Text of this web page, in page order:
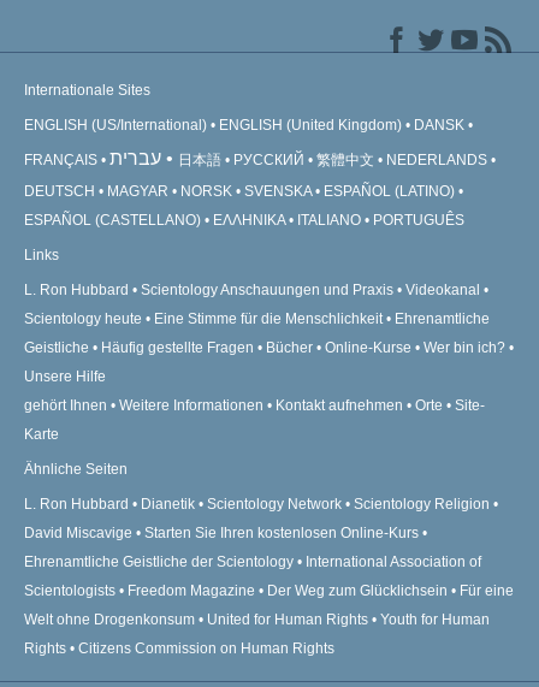
Internationale Sites
ENGLISH (US/International) ENGLISH (United Kingdom) DANSK
FRANÇAIS עברית 日本語 РУССКИЙ 繁體中文
NEDERLANDS
DEUTSCH
MAGYAR NORSK SVENSKA
ESPAÑOL (LATINO)
ESPAÑOL (CASTELLANO)
ΕΛΛΗΝΙΚA ITALIANO PORTUGUÊS
Links
L. Ron Hubbard Scientology Anschauungen und Praxis
Videokanal
Scientology heute
Eine Stimme für die Menschlichkeit
Ehrenamtliche
Geistliche
Häufig gestellte Fragen Bücher Online-Kurse
Wer bin ich?
Unsere Hilfe
gehört Ihnen
Weitere Informationen Kontakt aufnehmen Orte
Site-
Karte
Ähnliche Seiten
L. Ron Hubbard Dianetik Scientology Network
Scientology Religion
David Miscavige
Starten Sie Ihren kostenlosen Online-Kurs
Ehrenamtliche Geistliche der Scientology
International Association of
Scientologists
Freedom Magazine Der Weg zum Glücklichsein
Für eine
Welt ohne Drogenkonsum
United for Human Rights
Youth for Human
Rights
Citizens Commission on Human Rights